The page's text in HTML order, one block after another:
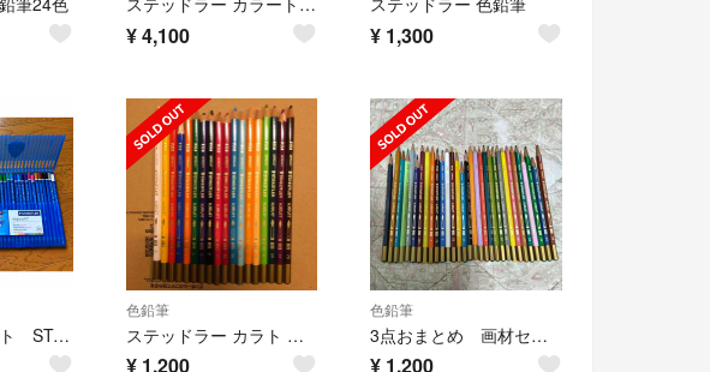
¥4,100 ¥ 1,300
水彩色鉛筆セット STAEDTLER と LYRA
色鉛筆
ステッドラー カラト 水彩色鉛筆 18色
¥ 1,200
色鉛筆
3点おまとめ 画材セット
¥ 1,200